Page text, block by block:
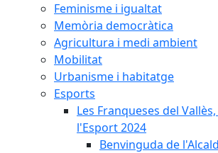
Feminisme i igualtat
Memòria democràtica
Agricultura i medi ambient
Mobilitat
Urbanisme i habitatge
Esports
Les Franqueses del
l'Esport 2024
Benvinguda de